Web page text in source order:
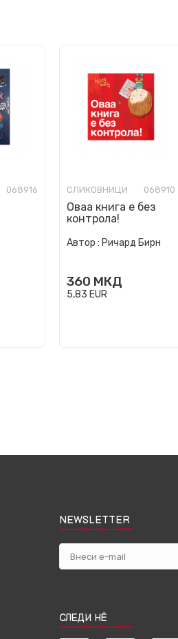
068916 СЛИКОВНИЦИ 068910
Оваа книга е без
контрола!
Автор : Ричард Бирн
360 МКД
5,83 EUR
NEWSLETTER
СЛЕДИ НЀ